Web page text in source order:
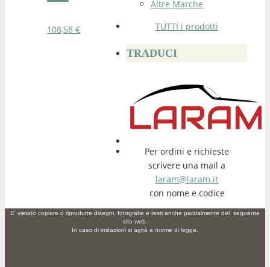
108,58 €
Altre Marche
TUTTI i prodotti
TRADUCI
Per ordini e richieste
scrivere una mail a
laram@laram.it
con nome e codice
E' vietato copiare o riprodurre disegni, fotografie e testi anche parzialmente del seguente
sito web.
In caso di imitazioni si agirà a norme di legge.